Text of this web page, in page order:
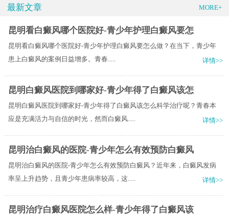
最新文章 MORE+
昆明看白癜风哪个医院好-青少年护理白癜风要怎
昆明看白癜风哪个医院好-青少年护理白癜风要怎么做？​在当下，青少年
患上白癜风的案例日益增多。青春.....
详情>>
昆明白癜风医院到哪家好-青少年得了白癜风该怎
昆明白癜风医院到哪家好-青少年得了白癜风该怎么科学治疗呢？青春本
应是充满活力与自信的时光，然而白癜风.....
详情>>
昆明治白癜风的医院-青少年怎么有效预防白癜风
昆明治白癜风的医院-青少年怎么有效预防白癜风？近年来，白癜风发病
率呈上升趋势，且青少年患病率较高，这.....
详情>>
昆明治疗白癜风医院怎么样-青少年得了白癜风该